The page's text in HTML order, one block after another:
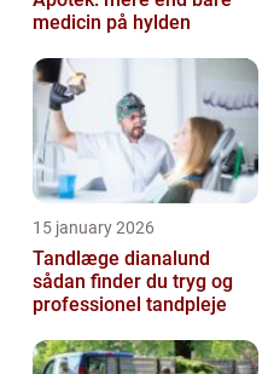
medicin på hylden
15 january 2026
Tandlæge dianalund
sådan finder du tryg og
professionel tandpleje